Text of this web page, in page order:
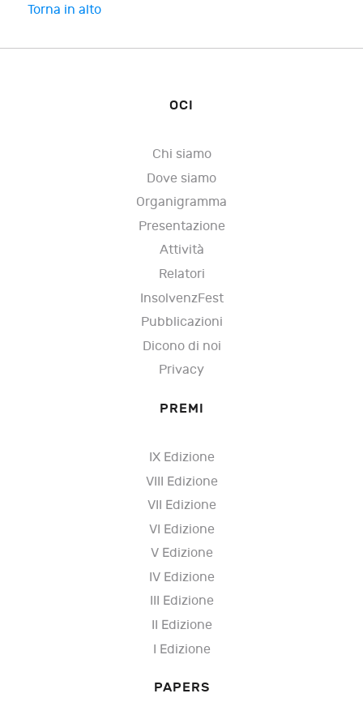
Torna in alto
OCI
Chi siamo
Dove siamo
Organigramma
Presentazione
Attività
Relatori
InsolvenzFest
Pubblicazioni
Dicono di noi
Privacy
PREMI
IX Edizione
VIII Edizione
VII Edizione
VI Edizione
V Edizione
IV Edizione
III Edizione
II Edizione
I Edizione
PAPERS